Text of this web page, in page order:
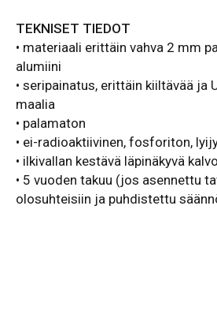
TEKNISET TIEDOT
• materiaali erittäin vahva 2 mm
alumiini
• seripainatus, erittäin kiiltävää ja
maalia
• palamaton
• ei-radioaktiivinen, fosforiton,
• ilkivallan kestävä läpinäkyvä kalvo
• 5 vuoden takuu (jos asennettu
olosuhteisiin ja puhdistettu